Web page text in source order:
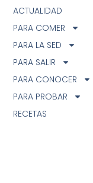
ACTUALIDAD
PARA COMER
PARA LA SED
PARA SALIR
PARA CONOCER
PARA PROBAR
RECETAS